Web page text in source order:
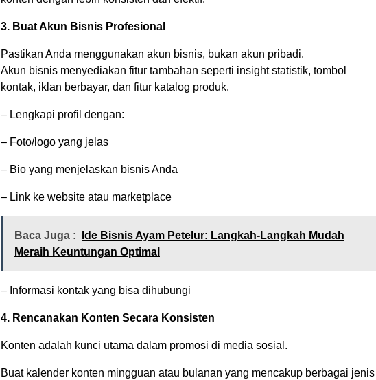
3. Buat Akun Bisnis Profesional
Pastikan Anda menggunakan akun bisnis, bukan akun pribadi.
Akun bisnis menyediakan fitur tambahan seperti insight statistik, tombol
kontak, iklan berbayar, dan fitur katalog produk.
– Lengkapi profil dengan:
– Foto/logo yang jelas
– Bio yang menjelaskan bisnis Anda
– Link ke website atau marketplace
Baca Juga :
Ide Bisnis Ayam Petelur: Langkah-Langkah Mudah
Meraih Keuntungan Optimal
– Informasi kontak yang bisa dihubungi
4. Rencanakan Konten Secara Konsisten
Konten adalah kunci utama dalam promosi di media sosial.
Buat kalender konten mingguan atau bulanan yang mencakup berbagai jenis